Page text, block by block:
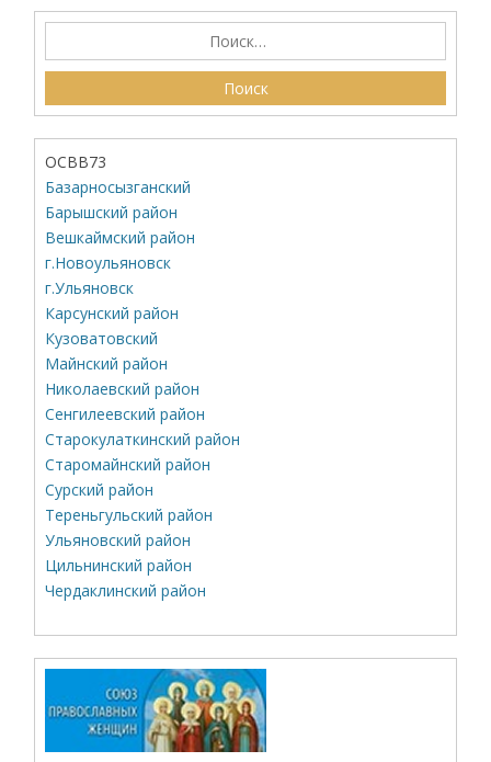
ОСВВ73
Базарносызганский
Барышский район
Вешкаймский район
г.Новоульяновск
г.Ульяновск
Карсунский район
Кузоватовский
Майнский район
Николаевский район
Сенгилеевский район
Старокулаткинский район
Старомайнский район
Сурский район
Тереньгульский район
Ульяновский район
Цильнинский район
Чердаклинский район